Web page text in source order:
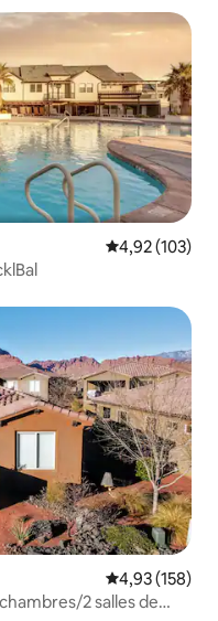
Évaluation
4,92 (103)
Évaluation
4,93 (158)
2 salles de